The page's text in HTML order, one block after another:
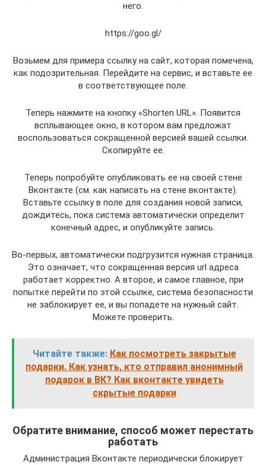
него.
https://goo.gl/
Возьмем для примера ссылку на сайт, которая помечена,
как подозрительная. Перейдите на сервис, и вставьте ее
в соответствующее поле.
Теперь нажмите на кнопку «Shorten URL». Появится
всплывающее окно, в котором вам предложат
воспользоваться сокращенной версией вашей ссылки.
Скопируйте ее.
Теперь попробуйте опубликовать ее на своей стене
Вконтакте (см. как написать на стене вконтакте).
Вставьте ссылку в поле для создания новой записи,
дождитесь, пока система автоматически определит
конечный адрес, и опубликуйте запись.
Во-первых, автоматически подгрузится нужная страница.
Это означает, что сокращенная версия url адреса
работает корректно. А второе, и самое главное, при
попытке перейти по этой ссылке, система безопасности
не заблокирует ее, и вы попадете на нужный сайт.
Можете проверить.
Читайте также: Как посмотреть закрытые
подарки. Как узнать, кто отправил анонимный
подарок в ВК? Как вконтакте увидеть
скрытые подарки
Обратите внимание, способ может перестать
работать
Администрация Вконтакте периодически блокирует